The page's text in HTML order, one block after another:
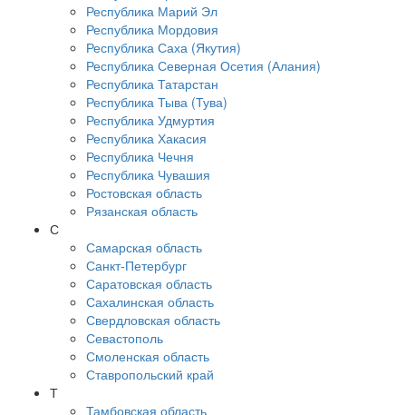
Республика Марий Эл
Республика Мордовия
Республика Саха (Якутия)
Республика Северная Осетия (Алания)
Республика Татарстан
Республика Тыва (Тува)
Республика Удмуртия
Республика Хакасия
Республика Чечня
Республика Чувашия
Ростовская область
Рязанская область
С
Самарская область
Санкт-Петербург
Саратовская область
Сахалинская область
Свердловская область
Севастополь
Смоленская область
Ставропольский край
Т
Тамбовская область